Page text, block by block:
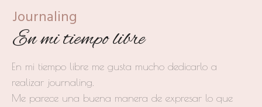
Journaling
En mi tiempo libre
En mi tiempo libre me gusta mucho dedicarlo a
realizar journaling.
Me parece una buena manera de expresar lo que